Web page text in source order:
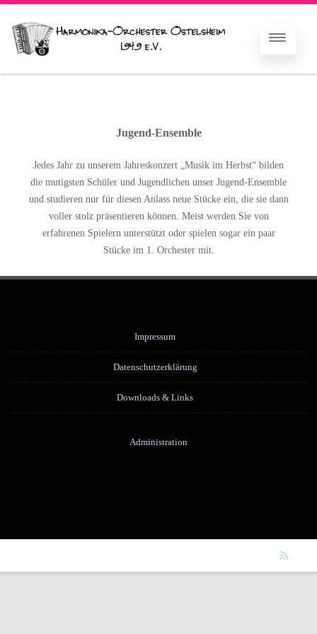
Jugend-Ensemble
Jedes Jahr zu unserem Jahreskonzert „Musik im Herbst“ bilden
die mutigsten Schüler und Jugendlichen unser Jugend-Ensemble
und studieren nur für diesen Anlass neue Stücke ein, die sie dann
voller stolz präsentieren können. Meist werden Sie von
erfahrenen Spielern unterstützt oder spielen sogar ein paar
Stücke im 1. Orchester mit.
Impressum
Datenschutzerklärung
Downloads & Links
Administration